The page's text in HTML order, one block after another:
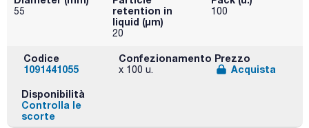
55
retention in
liquid (μm)
20
100
Codice
1091441055
Confezionamento
x 100 u.
Prezzo
Acquista
Disponibilità
Controlla le
scorte